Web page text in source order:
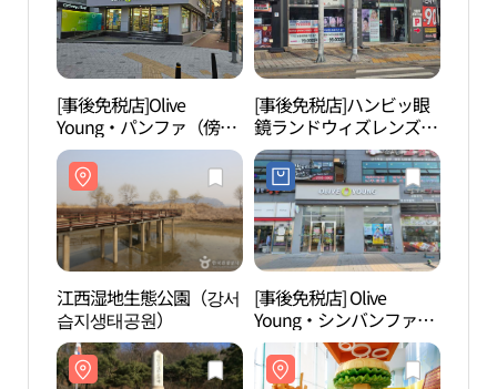
[事後免税店]Olive
Young・パンファ（傍
花）駅店(올리브영 방화
역점)
[事後免税店]ハンビッ眼
鏡ランドウィズレンズ・
パンファ（傍花）店(한
빛안경랜드 위드렌즈 방
화점)
江西湿地生態公園（강서
습지생태공원）
[事後免税店] Olive
Young・シンバンファ駅
店(올리브영 신방화역점)